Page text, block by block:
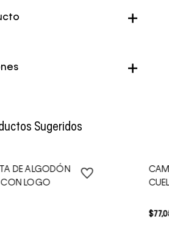
Sugeridos
DE ALGODÓN
CON LOGO
$77,